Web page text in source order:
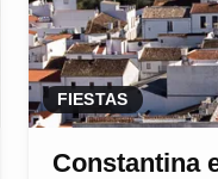
FIESTAS
Constantina